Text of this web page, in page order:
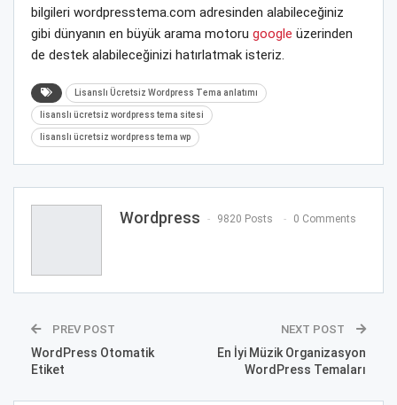
bilgileri wordpresstema.com adresinden alabileceğiniz
gibi dünyanın en büyük arama motoru google üzerinden
de destek alabileceğinizi hatırlatmak isteriz.
Lisanslı Ücretsiz Wordpress Tema anlatımı
lisanslı ücretsiz wordpress tema sitesi
lisanslı ücretsiz wordpress tema wp
Wordpress 9820 Posts 0 Comments
PREV POST
WordPress Otomatik
Etiket
NEXT POST
En İyi Müzik Organizasyon
WordPress Temaları